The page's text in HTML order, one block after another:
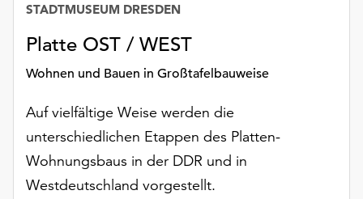
Platte OST / WEST
Wohnen und Bauen in Großtafelbauweise
STADTMUSEUM DRESDEN
Auf vielfältige Weise werden die
unterschiedlichen Etappen des Platten-
Wohnungsbaus in der DDR und in
Westdeutschland vorgestellt.